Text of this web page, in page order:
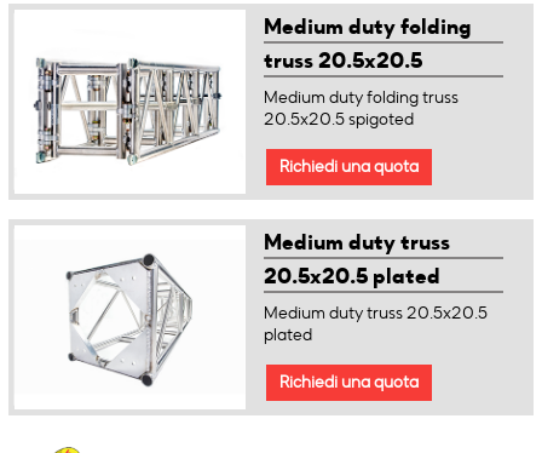
Medium duty folding
truss 20.5x20.5
spigoted
Medium duty folding truss
20.5x20.5 spigoted
Richiedi una quota
Medium duty truss
20.5x20.5 plated
Medium duty truss 20.5x20.5
plated
Richiedi una quota